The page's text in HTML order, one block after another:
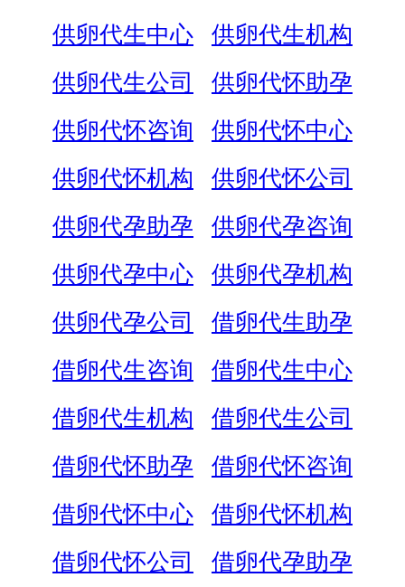
供卵代生中心
供卵代生机构
供卵代生公司
供卵代怀助孕
供卵代怀咨询
供卵代怀中心
供卵代怀机构
供卵代怀公司
供卵代孕助孕
供卵代孕咨询
供卵代孕中心
供卵代孕机构
供卵代孕公司
借卵代生助孕
借卵代生咨询
借卵代生中心
借卵代生机构
借卵代生公司
借卵代怀助孕
借卵代怀咨询
借卵代怀中心
借卵代怀机构
借卵代怀公司
借卵代孕助孕